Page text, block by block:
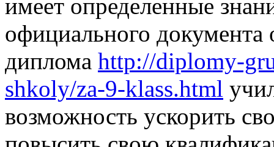
имеет определенные
официального
диплома http://diplomy-
shkoly/za-9-klass.html
возможность ускорить